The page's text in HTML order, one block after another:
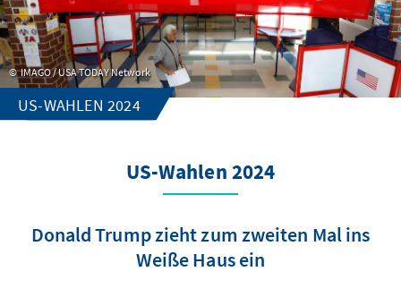
IMAGO / USA TODAY Network
US-WAHLEN 2024
US-Wahlen 2024
Donald Trump zieht zum zweiten Mal ins
Weiße Haus ein